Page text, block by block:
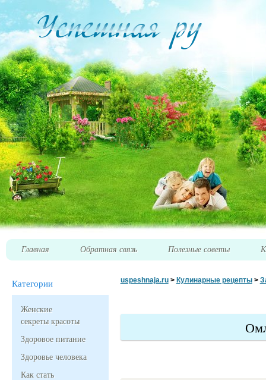
Главная Обратная связь Полезные советы
Категории
Женские
секреты красоты
Здоровое питание
Здоровье человека
Как стать
uspeshnaja.ru> Кулинарные рецепты>